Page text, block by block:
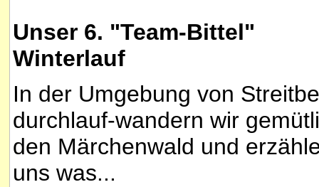
Unser 6. "Team-Bittel"
Winterlauf
In der Umgebung von
durchlauf-wandern wir
den Märchenwald und
uns was...